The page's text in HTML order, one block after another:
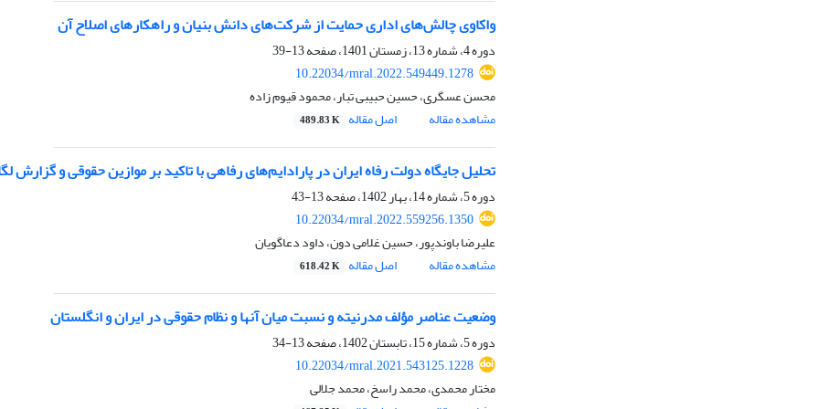
واکاوی چالش‌های اداری حمایت از شرکت‌های دانش بنیان و راهکارهای اصلاح آن
دوره 4، شماره 13، زمستان 1401، صفحه
13-39
10.22034/mral.2022.549449.1278
محسن عسگری، حسین حبیبی تبار، محمود قیوم زاده
مشاهده مقاله
اصل مقاله 489.83 K
تحلیل جایگاه دولت رفاه ایران در پارادایم‌های رفاهی با تاکید بر موازین حقوقی و گزارش لگاتوم 2021 (از نظریه
دوره 5، شماره 14، بهار 1402، صفحه
13-43
10.22034/mral.2022.559256.1350
علیرضا باوندپور، حسین غلامی دون، داود دعاگویان
مشاهده مقاله
اصل مقاله 618.42 K
وضعیت عناصر مؤلف مدرنیته و نسبت میان آنها و نظام حقوقی در ایران و انگلستان
دوره 5، شماره 15، تابستان 1402، صفحه
13-34
10.22034/mral.2021.543125.1228
مختار محمدی، محمد راسخ، محمد جلالی